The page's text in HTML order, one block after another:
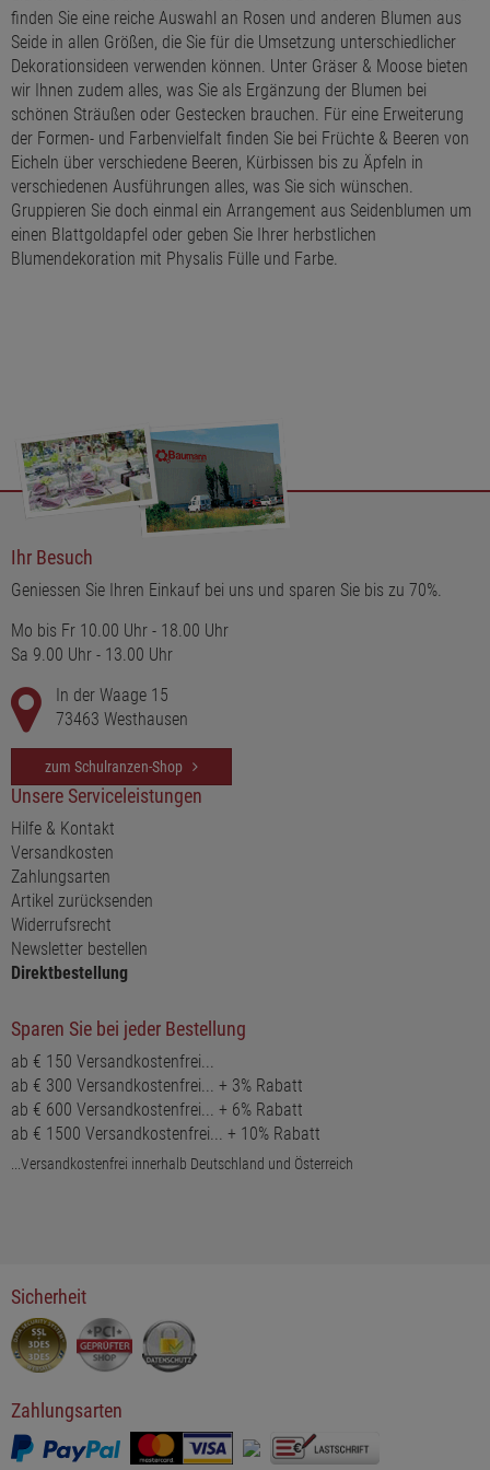
finden Sie eine reiche Auswahl an Rosen und anderen Blumen aus
Seide in allen Größen, die Sie für die Umsetzung unterschiedlicher
Dekorationsideen verwenden können. Unter Gräser & Moose bieten
wir Ihnen zudem alles, was Sie als Ergänzung der Blumen bei
schönen Sträußen oder Gestecken brauchen. Für eine Erweiterung
der Formen- und Farbenvielfalt finden Sie bei Früchte & Beeren von
Eicheln über verschiedene Beeren, Kürbissen bis zu Äpfeln in
verschiedenen Ausführungen alles, was Sie sich wünschen.
Gruppieren Sie doch einmal ein Arrangement aus Seidenblumen um
einen Blattgoldapfel oder geben Sie Ihrer herbstlichen
Blumendekoration mit Physalis Fülle und Farbe.
Ihr Besuch
Geniessen Sie Ihren Einkauf bei uns und sparen Sie bis zu 70%.
Mo bis Fr 10.00 Uhr - 18.00 Uhr
Sa 9.00 Uhr - 13.00 Uhr
In der Waage 15
73463 Westhausen
zum Schulranzen-Shop
Unsere Serviceleistungen
Hilfe & Kontakt
Versandkosten
Zahlungsarten
Artikel zurücksenden
Widerrufsrecht
Newsletter bestellen
Direktbestellung
Sparen Sie bei jeder Bestellung
ab € 150 Versandkostenfrei...
ab € 300 Versandkostenfrei... + 3% Rabatt
ab € 600 Versandkostenfrei... + 6% Rabatt
ab € 1500 Versandkostenfrei... + 10% Rabatt
...Versandkostenfrei innerhalb Deutschland und Österreich
Sicherheit
Zahlungsarten